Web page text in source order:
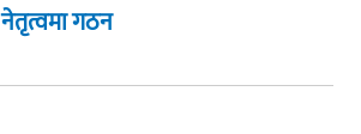
नेतृत्वमा गठन